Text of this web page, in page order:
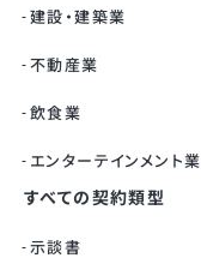
建設・建築業
不動産業
飲食業
エンターテインメント業
すべての契約類型
示談書